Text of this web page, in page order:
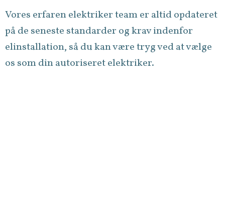
Vores erfaren elektriker team er altid opdateret
på de seneste standarder og krav indenfor
elinstallation, så du kan være tryg ved at vælge
os som din autoriseret elektriker.